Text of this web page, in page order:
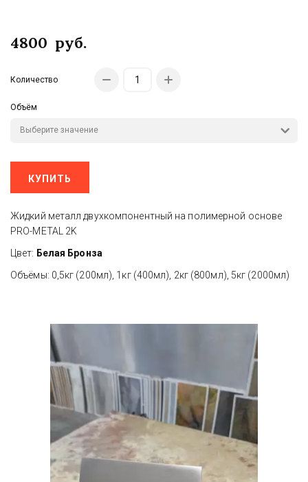
4800 руб.
Количество
Объём
КУПИТЬ
Жидкий металл двухкомпонентный на полимерной основе
PRO-METAL 2K
Цвет: Белая Бронза
Объёмы: 0,5кг (200мл), 1кг (400мл), 2кг (800мл), 5кг (2000мл)